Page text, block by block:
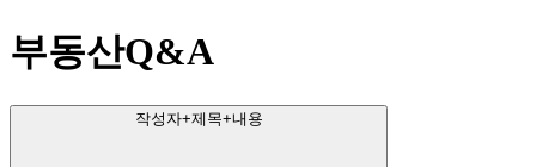
부동산Q&A
작성자+제목+내용